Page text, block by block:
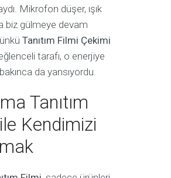
Mikrofon düşer, ışık
biz gülmeye devam
Tanıtım Filmi Çekimi
tarafı, o enerjiye
da yansıyordu.
Tanıtım
Kendimizi